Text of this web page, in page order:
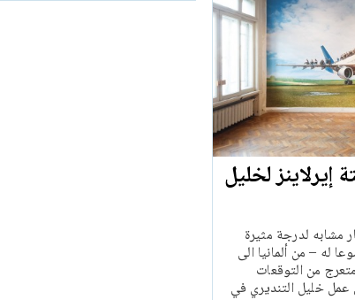
لخليل
مشابه لدرجة مثيرة
له – من ألمانيا الى
من التوقعات
خليل التنديري في